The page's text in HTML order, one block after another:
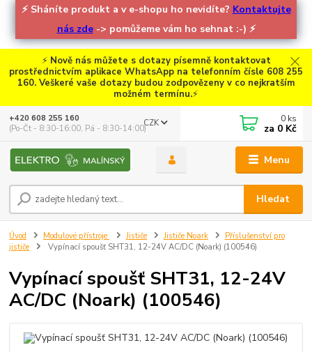
⚡ Sháníte produkt a v e-shopu ho nevidíte? Kontaktujte
nás zde-> pomůžeme vám ho sehnat :-) ⚡
⚡ Nově nás můžete s dotazy písemně kontaktovat
prostřednictvím aplikace WhatsApp na telefonním čísle 608 255
160. Veškeré vaše dotazy budou zodpovězeny v co nejkratším
možném termínu.⚡
Menu
CZK
Hledat
+420 608 255 160
(Po-Čt - 8:30-16:00, Pá - 8:30-14:00)
0 ks
za 0 Kč
Úvod Modulové přístroje Jističe Jističe Noark
Příslušenství pro
jističe
Vypínací spoušť SHT31, 12-24V AC/DC (Noark) (100546)
Vypínací spoušť SHT31, 12-24V
AC/DC (Noark) (100546)